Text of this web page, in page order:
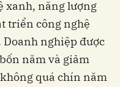
xanh, năng lượng
triển công nghệ
nghiệp được
năm và giảm
quá chín năm